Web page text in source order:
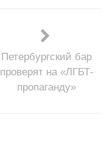
Петербургский бар
проверят на «ЛГБТ-
пропаганду»